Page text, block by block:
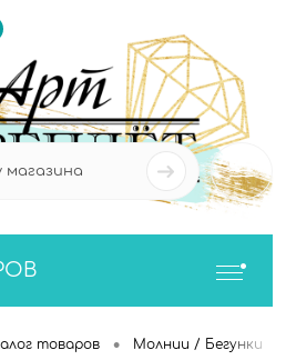
0
товаров • Молнии / Бегунки